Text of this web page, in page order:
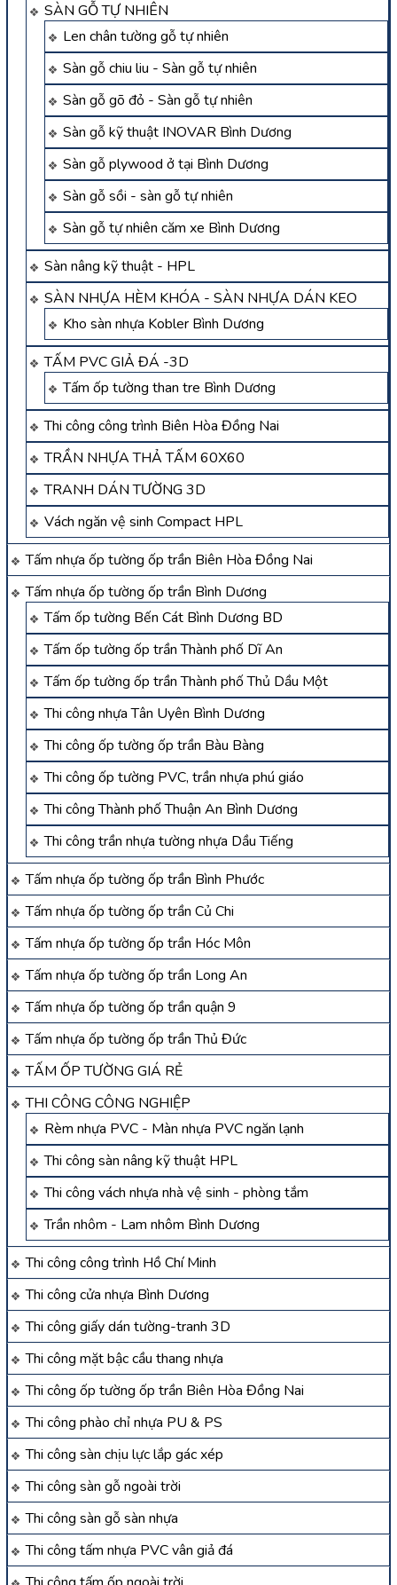
SÀN GỖ TỰ NHIÊN
Len chân tường gỗ tự nhiên
Sàn gỗ chiu liu - Sàn gỗ tự nhiên
Sàn gỗ gõ đỏ - Sàn gỗ tự nhiên
Sàn gỗ kỹ thuật INOVAR Bình Dương
Sàn gỗ plywood ở tại Bình Dương
Sàn gỗ sồi - sàn gỗ tự nhiên
Sàn gỗ tự nhiên căm xe Bình Dương
Sàn nâng kỹ thuật - HPL
SÀN NHỰA HÈM KHÓA - SÀN NHỰA DÁN KEO
Kho sàn nhựa Kobler Bình Dương
TẤM PVC GIẢ ĐÁ -3D
Tấm ốp tường than tre Bình Dương
Thi công công trình Biên Hòa Đồng Nai
TRẦN NHỰA THẢ TẤM 60X60
TRANH DÁN TƯỜNG 3D
Vách ngăn vệ sinh Compact HPL
Tấm nhựa ốp tường ốp trần Biên Hòa Đồng Nai
Tấm nhựa ốp tường ốp trần Bình Dương
Tấm ốp tường Bến Cát Bình Dương BD
Tấm ốp tường ốp trần Thành phố Dĩ An
Tấm ốp tường ốp trần Thành phố Thủ Dầu Một
Thi công nhựa Tân Uyên Bình Dương
Thi công ốp tường ốp trần Bàu Bàng
Thi công ốp tường PVC, trần nhựa phú giáo
Thi công Thành phố Thuận An Bình Dương
Thi công trần nhựa tường nhựa Dầu Tiếng
Tấm nhựa ốp tường ốp trần Bình Phước
Tấm nhựa ốp tường ốp trần Củ Chi
Tấm nhựa ốp tường ốp trần Hóc Môn
Tấm nhựa ốp tường ốp trần Long An
Tấm nhựa ốp tường ốp trần quận 9
Tấm nhựa ốp tường ốp trần Thủ Đức
TẤM ỐP TƯỜNG GIÁ RẺ
THI CÔNG CÔNG NGHIỆP
Rèm nhựa PVC - Màn nhựa PVC ngăn lạnh
Thi công sàn nâng kỹ thuật HPL
Thi công vách nhựa nhà vệ sinh - phòng tắm
Trần nhôm - Lam nhôm Bình Dương
Thi công công trình Hồ Chí Minh
Thi công cửa nhựa Bình Dương
Thi công giấy dán tường-tranh 3D
Thi công mặt bậc cầu thang nhựa
Thi công ốp tường ốp trần Biên Hòa Đồng Nai
Thi công phào chỉ nhựa PU & PS
Thi công sàn chịu lực lắp gác xép
Thi công sàn gỗ ngoài trời
Thi công sàn gỗ sàn nhựa
Thi công tấm nhựa PVC vân giả đá